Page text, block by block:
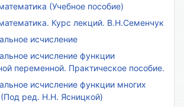
(Учебное пособие)
Курс лекций. В.Н.Семенчук
исчисление
исчисление функции
переменной. Практическое пособие.
исчисление функции многих
ред. Н.Н. Ясницкой)